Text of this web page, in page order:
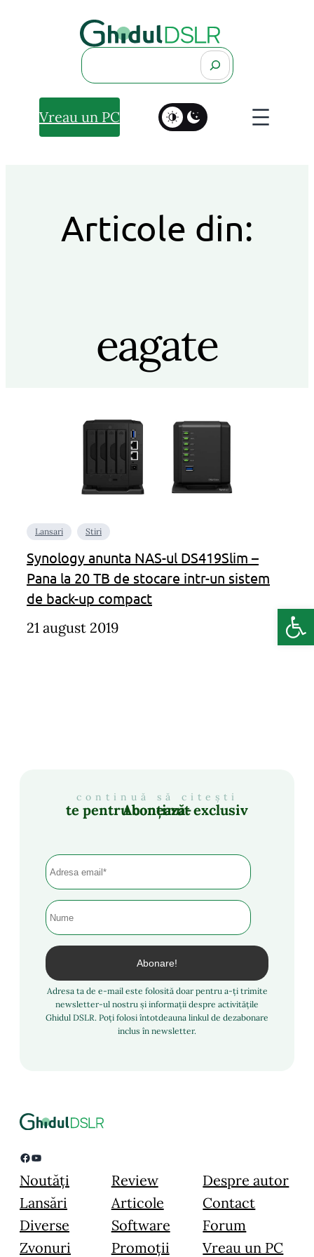
Search
Vreau un PC
Articole din:
eagate
Lansari Stiri
Synology anunta NAS-ul DS419Slim –
Pana la 20 TB de stocare intr-un sistem
de back-up compact
21 august 2019
continuă să citești
Abonează-te pentru conținut exclusiv
Adresa ta de e-mail este folosită doar pentru a-ți trimite
newsletter-ul nostru și informații despre activitățile
Ghidul DSLR. Poți folosi întotdeauna linkul de dezabonare
inclus în newsletter.
Facebook YouTube
Noutăți
Lansări
Diverse
Zvonuri
Review
Articole
Software
Promoții
Despre autor
Contact
Forum
Vreau un PC